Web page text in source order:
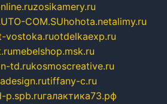
zosikamery.ru
COM.SUhohota.netalimy.ru
vostoka.ruotdelkaexp.ru
mebelshop.msk.ru
td.rukosmoscreative.ru
tiffany-c.ru
p.spb.ruгалактика73.рф